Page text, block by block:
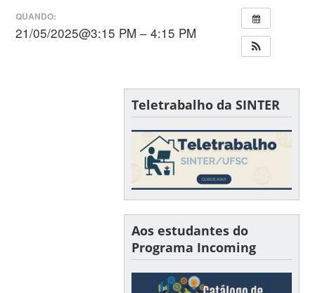
QUANDO:
21/05/2025@3:15 PM – 4:15 PM
Teletrabalho da SINTER
Aos estudantes do
Programa Incoming